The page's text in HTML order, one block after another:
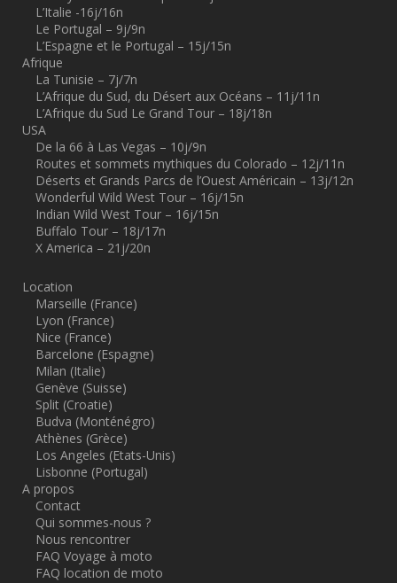
L’Italie -16j/16n
Le Portugal – 9j/9n
L’Espagne et le Portugal – 15j/15n
Afrique
La Tunisie – 7j/7n
L’Afrique du Sud, du Désert aux Océans – 11j/11n
L’Afrique du Sud Le Grand Tour – 18j/18n
USA
De la 66 à Las Vegas – 10j/9n
Routes et sommets mythiques du Colorado – 12j/11n
Déserts et Grands Parcs de l’Ouest Américain – 13j/12n
Wonderful Wild West Tour – 16j/15n
Indian Wild West Tour – 16j/15n
Buffalo Tour – 18j/17n
X America – 21j/20n
Location
Marseille (France)
Lyon (France)
Nice (France)
Barcelone (Espagne)
Milan (Italie)
Genève (Suisse)
Split (Croatie)
Budva (Monténégro)
Athènes (Grèce)
Los Angeles (Etats-Unis)
Lisbonne (Portugal)
A propos
Contact
Qui sommes-nous ?
Nous rencontrer
FAQ Voyage à moto
FAQ location de moto